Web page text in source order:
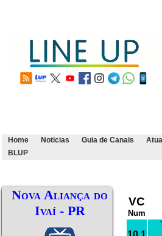
Home Noticias Guia de Canais
BLUP
Nova Aliança do
Ivaí - PR
VC
Num